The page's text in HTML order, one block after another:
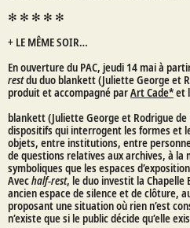
✻ ✻ ✻ ✻ ✻
+ LE MÊME SOIR…
En ouverture du PAC, jeudi 14 mai à
restdu duo blankett (Juliette George et
produit et accompagné parArt Cade*et
blankett (Juliette George et Rodrigue de
dispositifs qui interrogent les formes et
objets, entre institutions, entre
de questions relatives aux archives, à la
symboliques que les espaces
Avechalf-rest, le duo investit la
ancien espace de silence et de clôture,
proposant une situation où rien n’est
n’existe que si le public décide qu’elle